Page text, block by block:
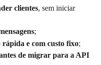
clientes, sem iniciar
;
rápida e com custo fixo;
de migrar para a API